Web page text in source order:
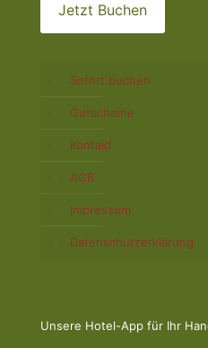
Jetzt Buchen
Sofort buchen
Gutscheine
Kontakt
AGB
Impressum
Datenschutzerklärung
Unsere Hotel-App für Ihr